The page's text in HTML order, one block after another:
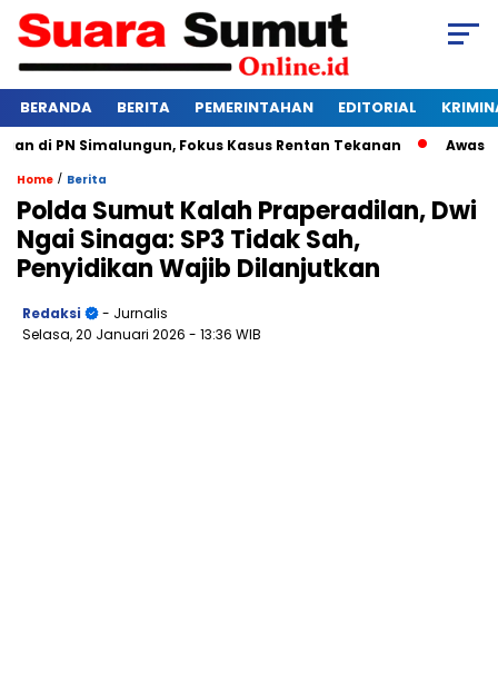
BERANDA BERITA PEMERINTAHAN EDITORIAL
Simalungun, Fokus Kasus Rentan Tekanan Awas
Home / Berita
Polda Sumut Kalah Praperadilan, Dwi
Ngai Sinaga: SP3 Tidak Sah,
Penyidikan Wajib Dilanjutkan
Redaksi
- Jurnalis
Selasa, 20 Januari 2026 - 13:36 WIB